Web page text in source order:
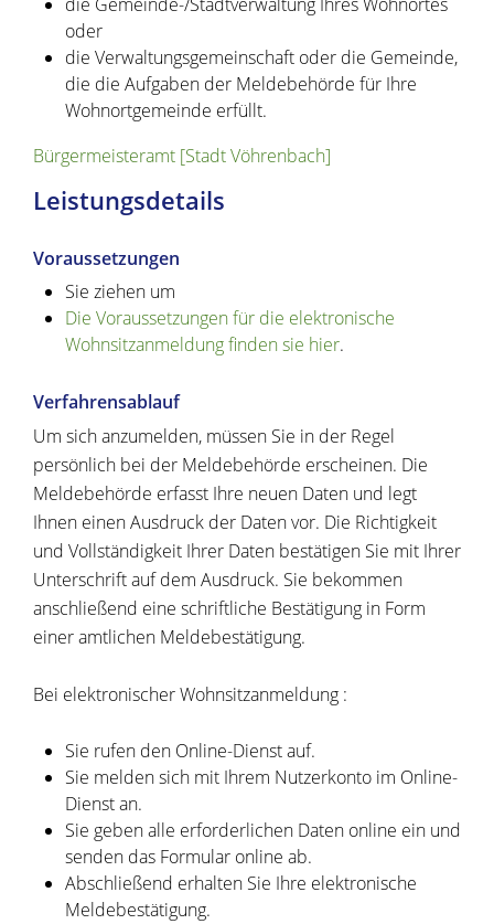
oder
die Verwaltungsgemeinschaft oder die Gemeinde,
die die Aufgaben der Meldebehörde für Ihre
Wohnortgemeinde erfüllt.
Bürgermeisteramt [Stadt Vöhrenbach]
Leistungsdetails
Voraussetzungen
Sie ziehen um
Die Voraussetzungen für die elektronische
Wohnsitzanmeldung finden sie hier.
Verfahrensablauf
Um sich anzumelden, müssen Sie in der Regel
persönlich bei der Meldebehörde erscheinen. Die
Meldebehörde erfasst Ihre neuen Daten und legt
Ihnen einen Ausdruck der Daten vor. Die Richtigkeit
und Vollständigkeit Ihrer Daten bestätigen Sie mit Ihrer
Unterschrift auf dem Ausdruck. Sie bekommen
anschließend eine schriftliche Bestätigung in Form
einer amtlichen Meldebestätigung.
Bei elektronischer Wohnsitzanmeldung :
Sie rufen den Online-Dienst auf.
Sie melden sich mit Ihrem Nutzerkonto im Online-
Dienst an.
Sie geben alle erforderlichen Daten online ein und
senden das Formular online ab.
Abschließend erhalten Sie Ihre elektronische
Meldebestätigung.